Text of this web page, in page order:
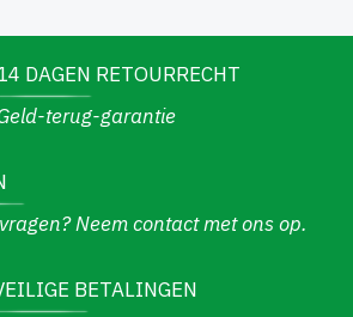
DAGEN RETOURRECHT
terug-garantie
Neem contact met ons op.
BETALINGEN